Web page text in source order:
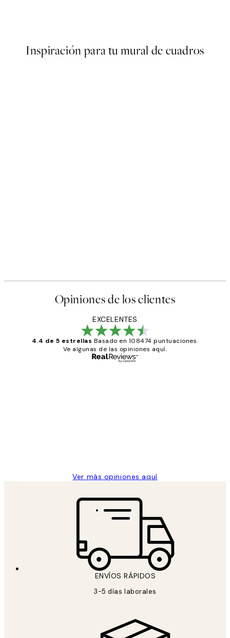
Inspiración para tu mural de cuadros
Opiniones de los clientes
EXCELENTES
4.4 de 5 estrellas Basado en 108474 puntuaciones.
Ve algunas de las opiniones aquí.
Ver más opiniones aquí
ENVÍOS RÁPIDOS
3-5 días laborales